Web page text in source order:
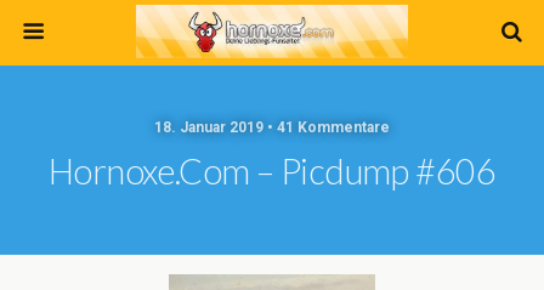
18. Januar 2019 • 41 Kommentare
Hornoxe.com – Picdump #606